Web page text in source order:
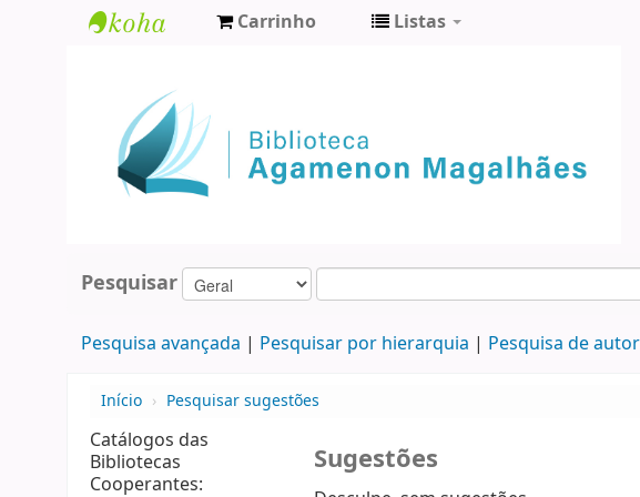
Agamenon
Magalhães
Carrinho Listas
Pesquisar
Pesquisa avançada Pesquisar por hierarquia Pesquisa de
Início › Pesquisar sugestões
Catálogos das
Bibliotecas
Cooperantes:
Sugestões